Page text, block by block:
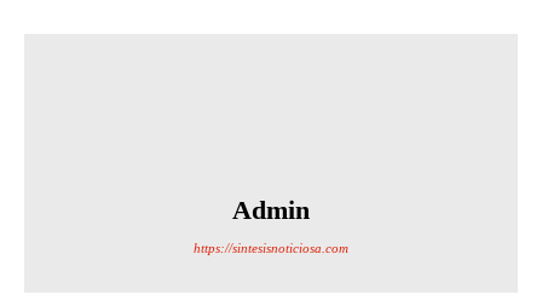
Admin
https://sintesisnoticiosa.com